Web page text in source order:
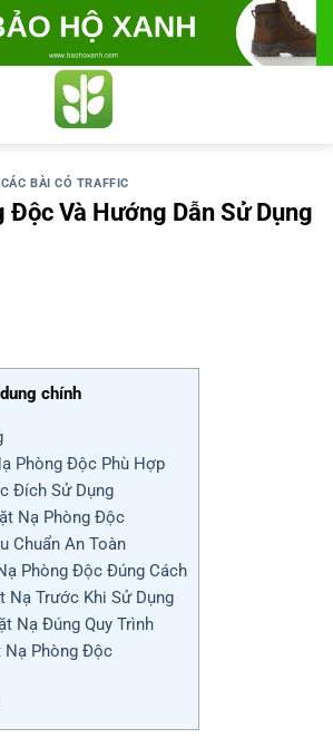
CÁC BÀI CÓ TRAFFIC
Độc Và Hướng Dẫn Sử Dụng
chính
Phòng Độc Phù Hợp
Đích Sử Dụng
Nạ Phòng Độc
Chuẩn An Toàn
Phòng Độc Đúng Cách
Nạ Trước Khi Sử Dụng
Nạ Đúng Quy Trình
Nạ Phòng Độc